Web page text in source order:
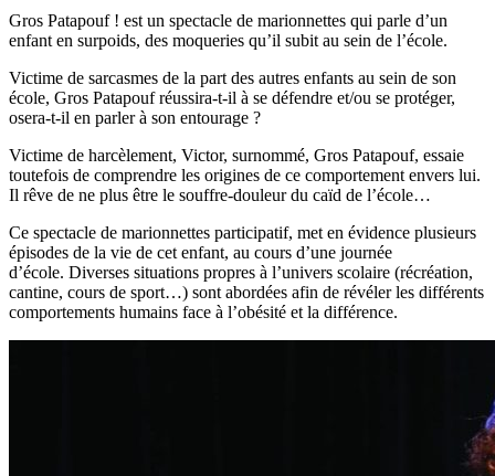
Gros Patapouf ! est un spectacle de marionnettes qui parle d’un
enfant en surpoids, des moqueries qu’il subit au sein de l’école.
Victime de sarcasmes de la part des autres enfants au sein de son
école, Gros Patapouf réussira-t-il à se défendre et/ou se protéger,
osera-t-il en parler à son entourage ?
Victime de harcèlement, Victor, surnommé, Gros Patapouf, essaie
toutefois de comprendre les origines de ce comportement envers lui.
Il rêve de ne plus être le souffre-douleur du caïd de l’école…
Ce spectacle de marionnettes participatif, met en évidence plusieurs
épisodes de la vie de cet enfant, au cours d’une journée
d’école. Diverses situations propres à l’univers scolaire (récréation,
cantine, cours de sport…) sont abordées afin de révéler les différents
comportements humains face à l’obésité et la différence.